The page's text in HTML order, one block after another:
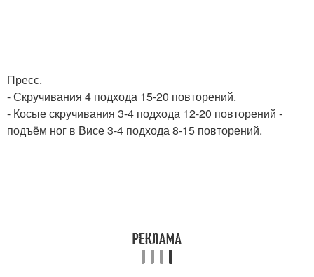
Пресс.
- Скручивания 4 подхода 15-20 повторений.
- Косые скручивания 3-4 подхода 12-20 повторений -
подъём ног в Висе 3-4 подхода 8-15 повторений.